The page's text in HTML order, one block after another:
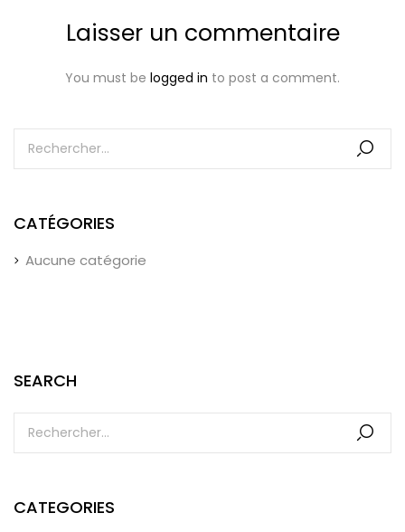
CATÉGORIES
Aucune catégorie
SEARCH
CATEGORIES
Laisser un commentaire
You must be logged in to post a comment.